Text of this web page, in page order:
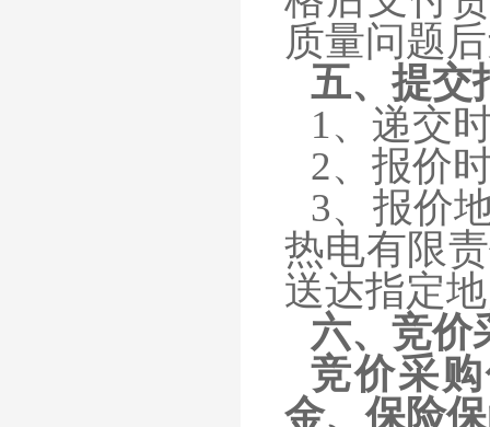
质量问题
五、提交
1、 递交
2、 报价
3、 报价
热电有限
送达指定
六、 竞价
竞价采
金、保险